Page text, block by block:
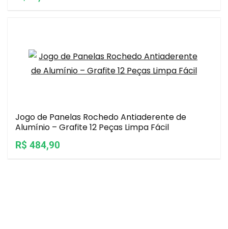
Jogo de Panelas Rochedo Antiaderente de
Alumínio – Grafite 12 Peças Limpa Fácil
R$ 484,90